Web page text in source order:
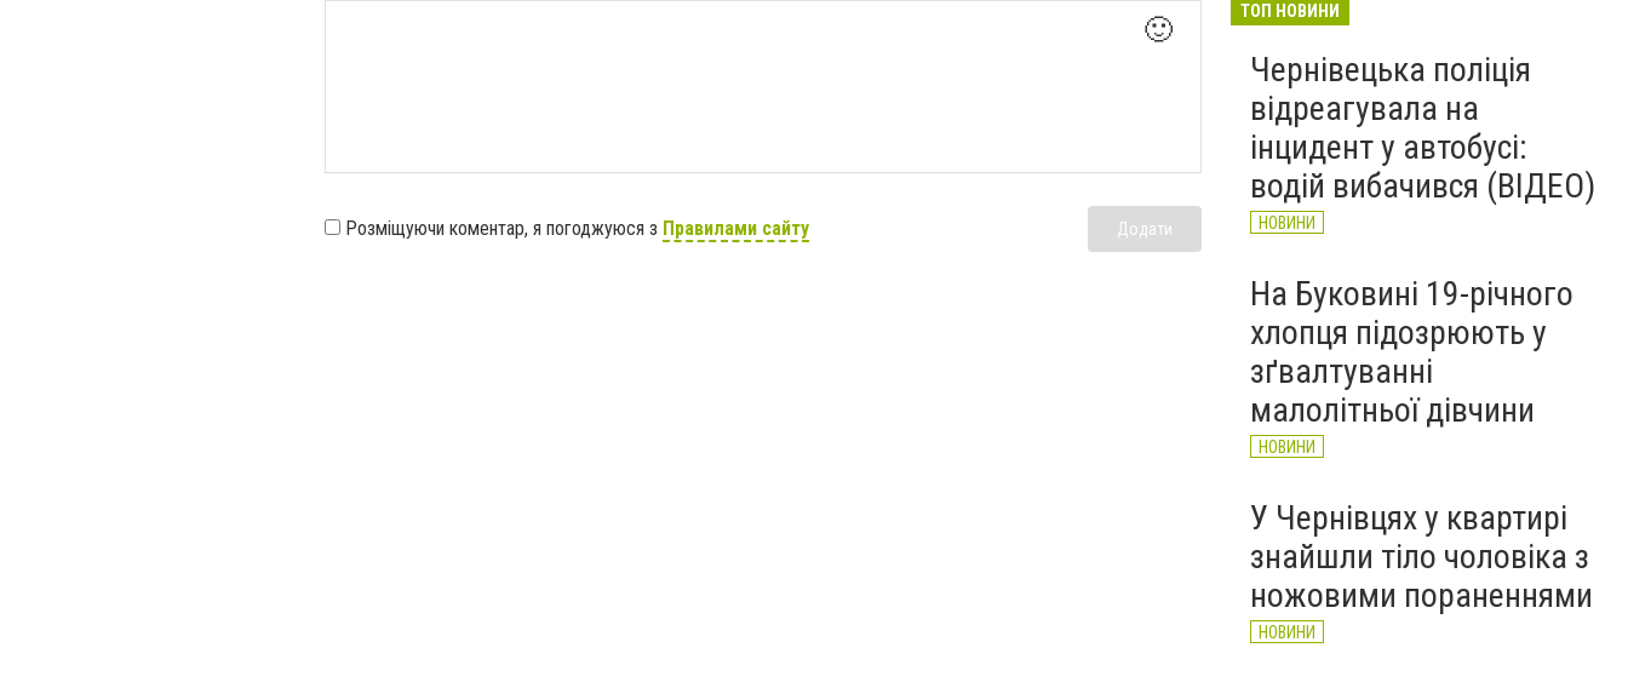
🙂
Розміщуючи коментар, я погоджуюся з Правилами сайту Додати
повалене дерево і
порятунок собаки: як
минула доба для
рятувальників Буковини
НОВИНИ
Вчора
ТОП НОВИНИ
Чернівецька поліція
відреагувала на
інцидент у автобусі:
водій вибачився (ВІДЕО)
НОВИНИ
На Буковині 19-річного
хлопця підозрюють у
зґвалтуванні
малолітньої дівчини
НОВИНИ
У Чернівцях у квартирі
знайшли тіло чоловіка з
ножовими пораненнями
НОВИНИ